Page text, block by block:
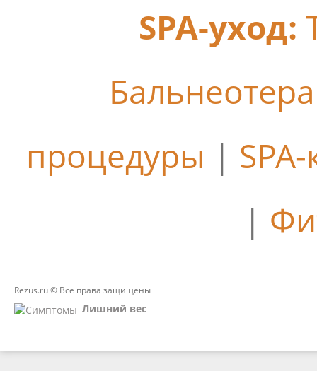
SPA-уход:
процедуры |
|
Rezus.ru © Все права защищены
Лишний вес